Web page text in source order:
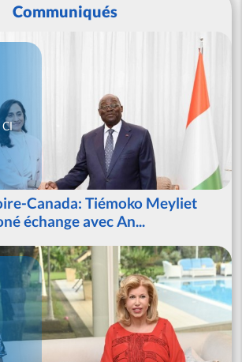
Communiqués
CI
Canada: Tiémoko Meyliet
échange avec An...